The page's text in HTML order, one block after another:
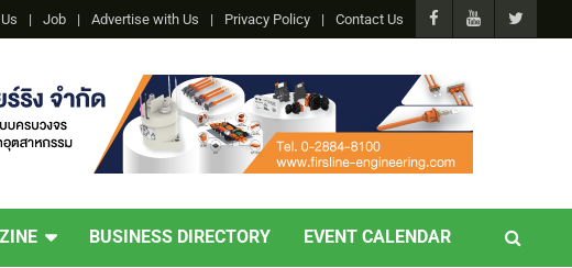
Job Advertise with Us Privacy Policy Contact Us
BUSINESS DIRECTORY EVENT CALENDAR